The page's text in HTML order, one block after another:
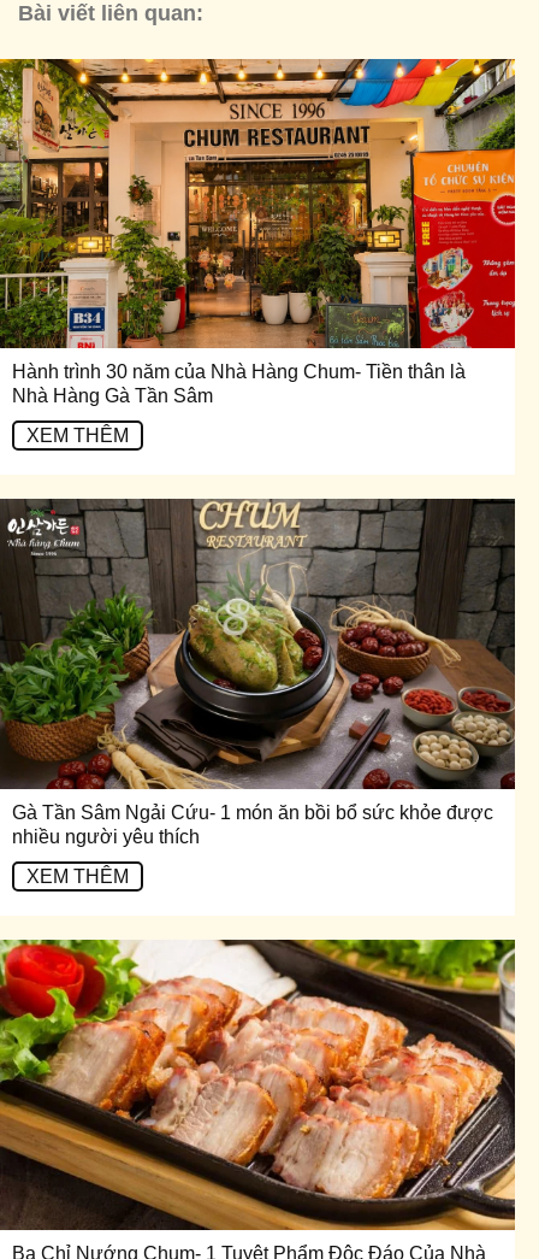
Bài viết liên quan:
Hành trình 30 năm của Nhà Hàng Chum- Tiền thân là
Nhà Hàng Gà Tần Sâm
XEM THÊM
Gà Tần Sâm Ngải Cứu- 1 món ăn bồi bổ sức khỏe được
nhiều người yêu thích
XEM THÊM
Ba Chỉ Nướng Chum- 1 Tuyệt Phẩm Độc Đáo Của Nhà